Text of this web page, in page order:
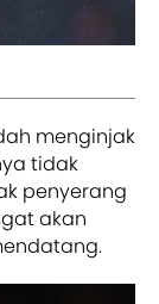
menginjak
tidak
penyerang
akan